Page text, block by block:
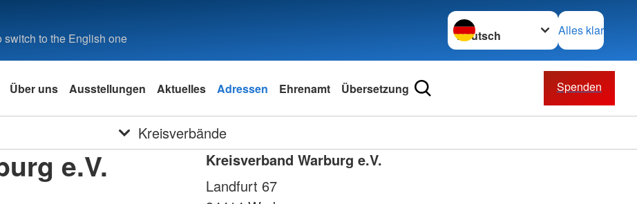
switch to the English one
Sprache wechseln zu
Alles klar
Über uns Ausstellungen Aktuelles Adressen Ehrenamt Übersetzung Spenden
Kreisverbände
e.V.
Kreisverband Warburg e.V.
Landfurt 67